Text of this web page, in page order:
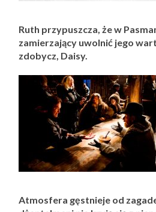
Ruth przypuszcza, że w
zamierzający uwolnić jego
zdobycz, Daisy.
Atmosfera gęstnieje od